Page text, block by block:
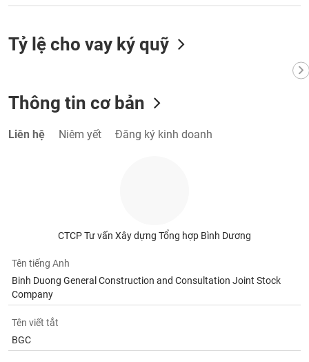
Tỷ lệ cho vay ký quỹ
Thông tin cơ bản
Liên hệ Niêm yết Đăng ký kinh doanh
CTCP Tư vấn Xây dựng Tổng hợp Bình Dương
Tên tiếng Anh
Binh Duong General Construction and Consultation Joint Stock
Company
Tên viết tắt
BGC
VỤ
THÔNG
TIỆN
chứng
khoán
(-)
Lãnh